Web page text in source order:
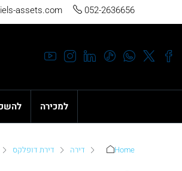
052-2636656
assets.com
למכירה
Home דירה דירת דופלקס